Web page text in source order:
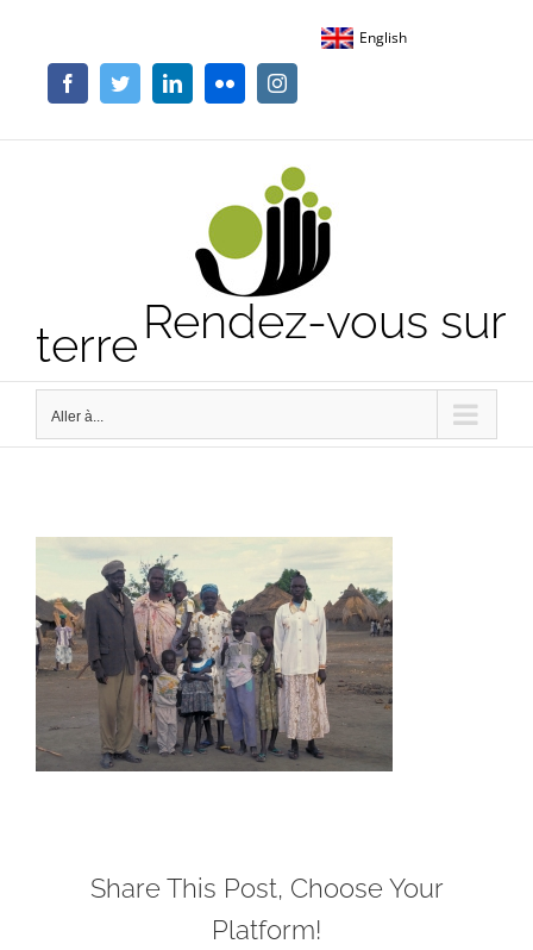
contenu
English
FacebookTwitterLinkedInFlickr Instagram
Rendez-vous sur
terre
Aller à...
Share This Post, Choose Your
Platform!